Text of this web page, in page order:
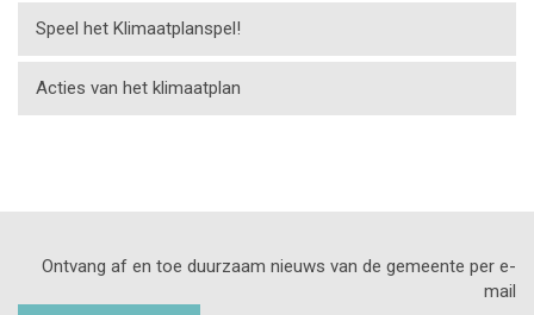
Speel het Klimaatplanspel!
Acties van het klimaatplan
Ontvang af en toe duurzaam nieuws van de gemeente per e-
mail